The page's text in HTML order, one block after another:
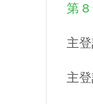
第 8
主
主